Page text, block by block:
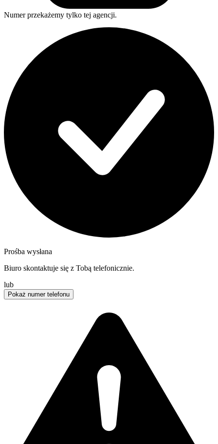
Numer przekażemy tylko tej agencji.
Prośba wysłana
Biuro skontaktuje się z Tobą telefonicznie.
lub
Pokaż numer telefonu